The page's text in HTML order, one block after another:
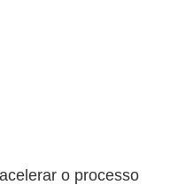
o processo